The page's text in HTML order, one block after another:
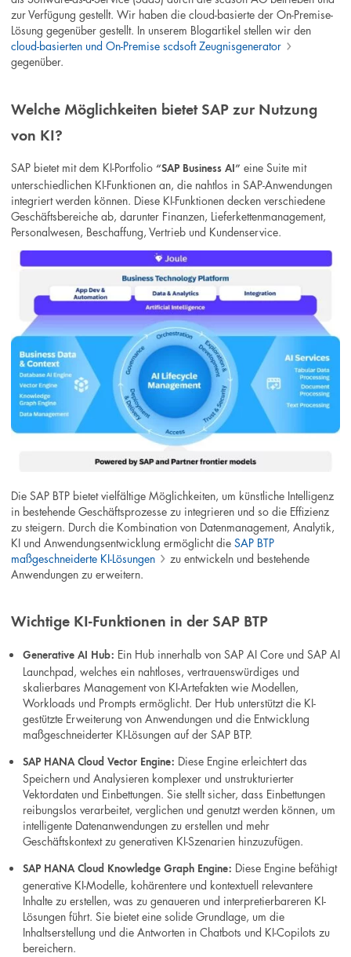
zur Verfügung gestellt. Wir haben die cloud-basierte der On-Premise-
Lösung gegenüber gestellt. In unserem Blogartikel stellen wir den
cloud-basierten und On-Premise scdsoft Zeugnisgenerator
gegenüber.
Welche Möglichkeiten bietet SAP zur Nutzung
von KI?
SAP bietet mit dem KI-Portfolio “SAP Business AI” eine Suite mit
unterschiedlichen KI-Funktionen an, die nahtlos in SAP-Anwendungen
integriert werden können. Diese KI-Funktionen decken verschiedene
Geschäftsbereiche ab, darunter Finanzen, Lieferkettenmanagement,
Personalwesen, Beschaffung, Vertrieb und Kundenservice.
Die SAP BTP bietet vielfältige Möglichkeiten, um künstliche Intelligenz
in bestehende Geschäftsprozesse zu integrieren und so die Effizienz
zu steigern. Durch die Kombination von Datenmanagement, Analytik,
KI und Anwendungsentwicklung ermöglicht dieSAP BTP
maßgeschneiderte KI-Lösungen
zu entwickeln und bestehende
Anwendungen zu erweitern.
Wichtige KI-Funktionen in der SAP BTP
Generative AI Hub: Ein Hub innerhalb von SAP AI Core und SAP AI
Launchpad, welches ein nahtloses, vertrauenswürdiges und
skalierbares Management von KI-Artefakten wie Modellen,
Workloads und Prompts ermöglicht. Der Hub unterstützt die KI-
gestützte Erweiterung von Anwendungen und die Entwicklung
maßgeschneiderter KI-Lösungen auf der SAP BTP.
SAP HANA Cloud Vector Engine: Diese Engine erleichtert das
Speichern und Analysieren komplexer und unstrukturierter
Vektordaten und Einbettungen. Sie stellt sicher, dass Einbettungen
reibungslos verarbeitet, verglichen und genutzt werden können, um
intelligente Datenanwendungen zu erstellen und mehr
Geschäftskontext zu generativen KI-Szenarien hinzuzufügen.
SAP HANA Cloud Knowledge Graph Engine: Diese Engine befähigt
generative KI-Modelle, kohärentere und kontextuell relevantere
Inhalte zu erstellen, was zu genaueren und interpretierbareren KI-
Lösungen führt. Sie bietet eine solide Grundlage, um die
Inhaltserstellung und die Antworten in Chatbots und KI-Copilots zu
bereichern.